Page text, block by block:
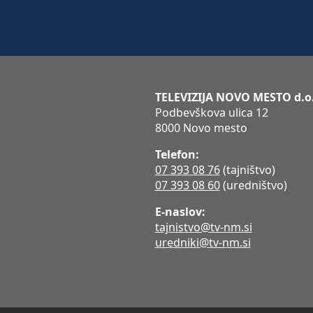
TELEVIZIJA NOVO MESTO
Podbevškova ulica 12
8000 Novo mesto
Telefon:
07 393 08 76(tajništvo)
07 393 08 60(uredništvo)
E-naslov:
tajnistvo@tv-nm.si
uredniki@tv-nm.si